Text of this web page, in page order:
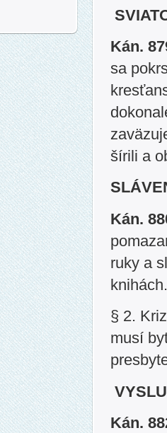
Kán.
sa
šírili a
Kán.
ruky a
knihách.
§ 2.
musí
Kán.